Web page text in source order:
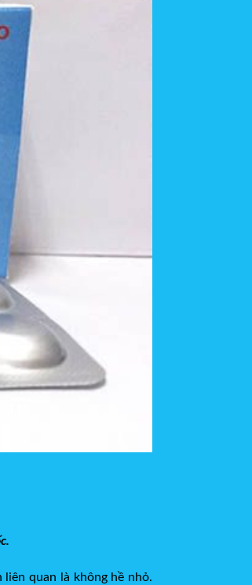
quan là không hề nhỏ.